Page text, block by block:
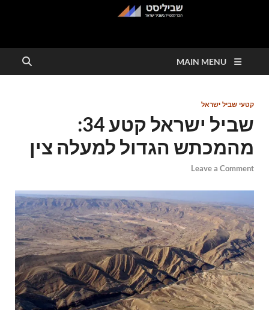
שביליסט
MAIN MENU
קטעי שביל ישראל
שביל ישראל קטע 34:
מהמכתש הגדול למעלה צין
Leave a Comment